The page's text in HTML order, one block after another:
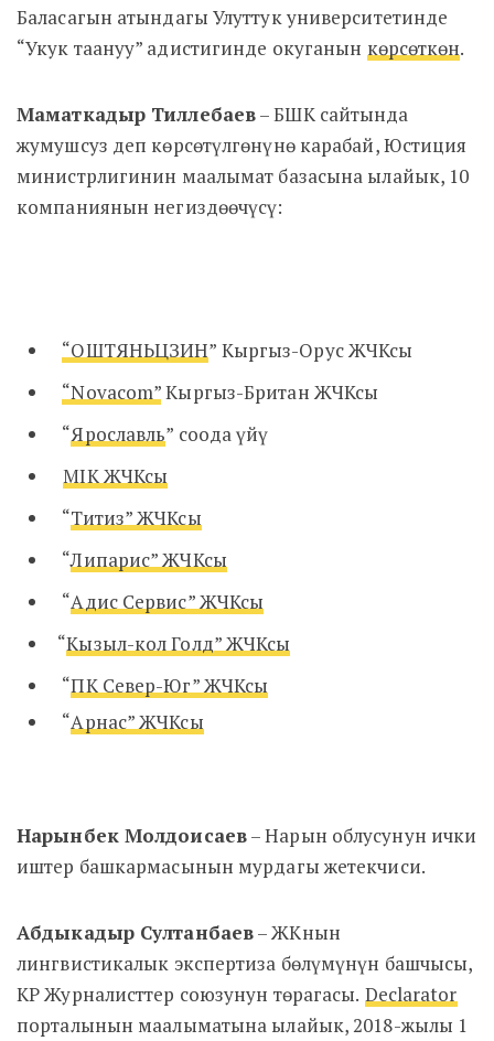
Баласагын атындагы Улуттук университетинде
“Укук таануу” адистигинде окуганын көрсөткөн.
Маматкадыр Тиллебаев– БШК сайтында
жумушсуз деп көрсөтүлгөнүнө карабай, Юстиция
министрлигинин маалымат базасына ылайык, 10
компаниянын негиздөөчүсү:
“ОШТЯНЬЦЗИН” Кыргыз-Орус ЖЧКсы
“Novacom”Кыргыз-Британ ЖЧКсы
“Ярославль” соода үйү
MIK ЖЧКсы
“Титиз” ЖЧКсы
“Липарис” ЖЧКсы
“Адис Сервис” ЖЧКсы
“Кызыл-кол Голд” ЖЧКсы
“ПК Север-Юг” ЖЧКсы
“Арнас” ЖЧКсы
Нарынбек Молдоисаев– Нарын облусунун ички
иштер башкармасынын мурдагы жетекчиси.
Абдыкадыр Султанбаев–ЖКнын
лингвистикалык экспертиза бөлүмүнүн башчысы,
КР Журналисттер союзунун төрагасы. Declarator
порталынын маалыматына ылайык, 2018-жылы 1